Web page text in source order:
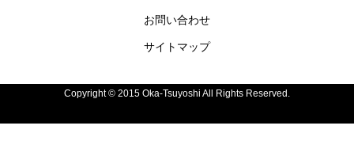
お問い合わせ
サイトマップ
Copyright © 2015 Oka-Tsuyoshi All Rights Reserved.